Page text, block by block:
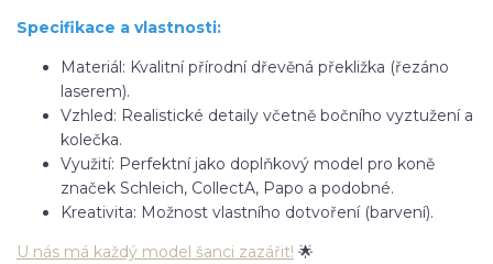
Specifikace a vlastnosti:
Materiál: Kvalitní přírodní dřevěná překližka (řezáno
laserem).
Vzhled: Realistické detaily včetně bočního vyztužení a
kolečka.
Využití: Perfektní jako doplňkový model pro koně
značek Schleich, CollectA, Papo a podobné.
Kreativita: Možnost vlastního dotvoření (barvení).
U nás má každý model šanci zazářit! 🌟